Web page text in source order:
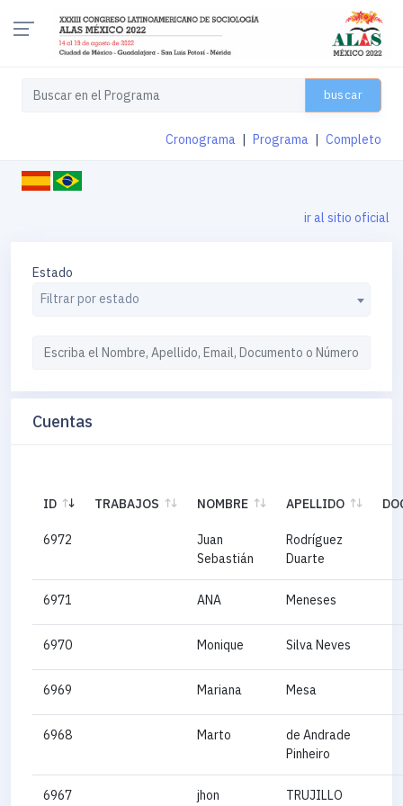
buscar
Cronograma Programa Completo
ir al sitio oficial
Estado
Filtrar por estado
Cuentas
ID TRABAJOS NOMBRE APELLIDO
6972
Juan
Sebastián
Rodríguez
Duarte
6971 ANA Meneses
6970 Monique Silva Neves
6969 Mariana Mesa
6968 Marto
de Andrade
Pinheiro
6967 jhon TRUJILLO